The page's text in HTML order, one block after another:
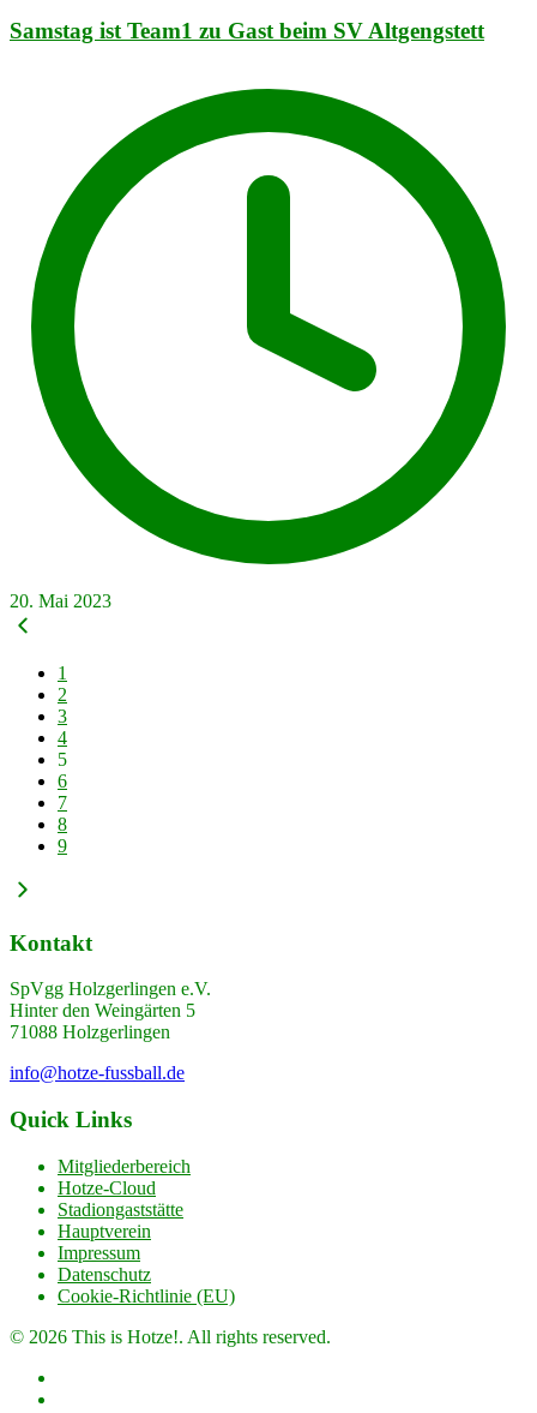
Samstag ist Team1 zu Gast beim SV Altgengstett
20. Mai 2023
1
2
3
4
5
6
7
8
9
Kontakt
SpVgg Holzgerlingen e.V.
Hinter den Weingärten 5
71088 Holzgerlingen
info@hotze-fussball.de
Quick Links
Mitgliederbereich
Hotze-Cloud
Stadiongaststätte
Hauptverein
Impressum
Datenschutz
Cookie-Richtlinie (EU)
© 2026 This is Hotze!. All rights reserved.